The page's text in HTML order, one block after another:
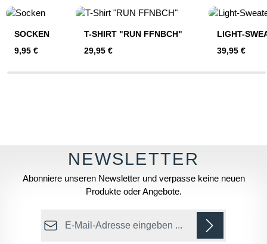
SOCKEN
Regulärer Preis:
9,95 €
T-SHIRT "RUN FFNBCH"
Regulärer Preis:
29,95 €
LIGHT-
Regulärer
39,95 €
Abonniere unseren Newsletter und verpasse keine neuen
Produkte oder Angebote.
E-Mail-Adresse*